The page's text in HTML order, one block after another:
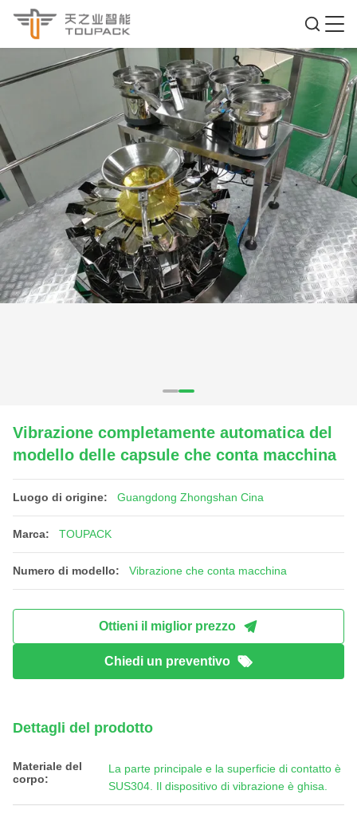
Vibrazione completamente automatica del
modello delle capsule che conta macchina
Luogo di origine: Guangdong Zhongshan Cina
Marca: TOUPACK
Numero di modello: Vibrazione che conta macchina
Ottieni il miglior prezzo
Chiedi un preventivo
Dettagli del prodotto
Materiale del
corpo:
La parte principale e la superficie di contatto è
SUS304. Il dispositivo di vibrazione è ghisa.